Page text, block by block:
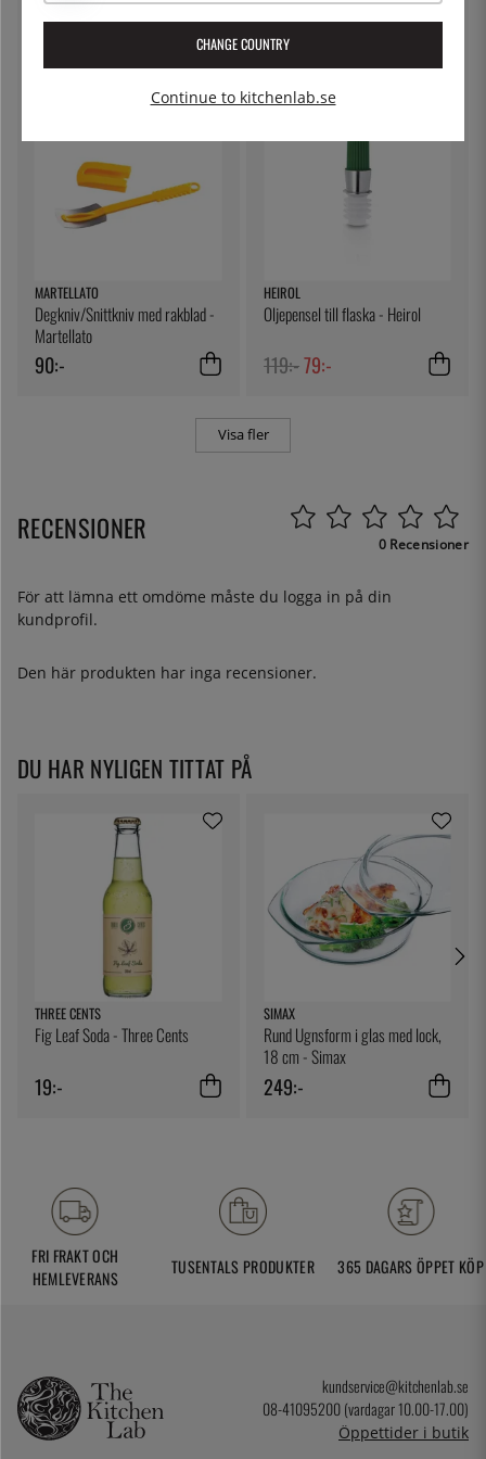
Svart
Gul
149:-
MARTELLATO
Degkniv/Snittkniv med rakblad -
Martellato
90:-
34%
HEIROL
Oljepensel till flaska - Heirol
119:-79:-
Visa fler
RECENSIONER 0 Recensioner
För att lämna ett omdöme måste du logga in på din
kundprofil.
Den här produkten har inga recensioner.
DU HAR NYLIGEN TITTAT PÅ
THREE CENTS
Fig Leaf Soda - Three Cents
19:-
SIMAX
Rund Ugnsform i glas med lock,
18 cm - Simax
249:-
FRI FRAKT OCH
HEMLEVERANS
TUSENTALS PRODUKTER 365 DAGARS ÖPPET KÖP
kundservice@kitchenlab.se
08-41095200 (vardagar 10.00-17.00)
Öppettider i butik
CHANGE COUNTRY
Continue to kitchenlab.se